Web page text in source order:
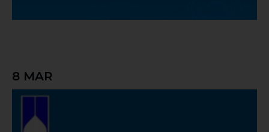
Saneamento Básico e de Controlo da
Poluição Hídrica?
8 MAR